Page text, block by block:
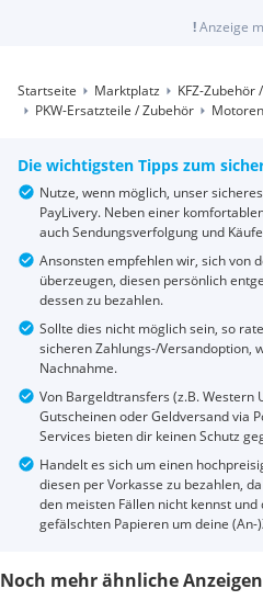
!Anzeige
Startseite Marktplatz
KFZ-
PKW-Ersatzteile / Zubehör
Motoren
Die wichtigsten Tipps zum
Nutze, wenn möglich, unser
PayLivery. Neben einer
auch Sendungsverfolgung und
Ansonsten empfehlen wir, sich von
überzeugen, diesen persönlich
dessen zu bezahlen.
Sollte dies nicht möglich sein, so
sicheren Zahlungs-/Versandoption,
Nachnahme.
Von Bargeldtransfers (z.B. Western
Gutscheinen oder Geldversand via
Services bieten dir keinen Schutz
Handelt es sich um einen
diesen per Vorkasse zu bezahlen,
den meisten Fällen nicht kennst
gefälschten Papieren um deine
Noch mehr ähnliche Anzeigen